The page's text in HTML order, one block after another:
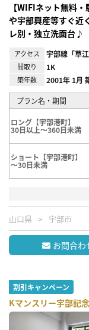
【WIFIネット無料
や宇部興産等すぐ近
レ別・独立洗面台♪
アクセス 宇部線「草江
間取り 1K
築年数 2001年 1月
プラン名・期間
ロング【宇部港町】
30日以上～360日未満
ショート【宇部港町】
～30日未満
山口県 宇部市
お問合わ
割引キャンペーン
Kマンスリー宇部記